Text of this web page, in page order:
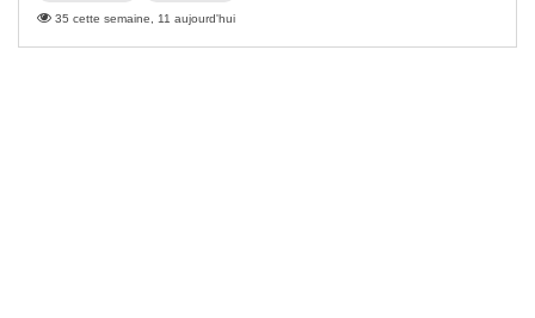
35 cette semaine, 11 aujourd'hui